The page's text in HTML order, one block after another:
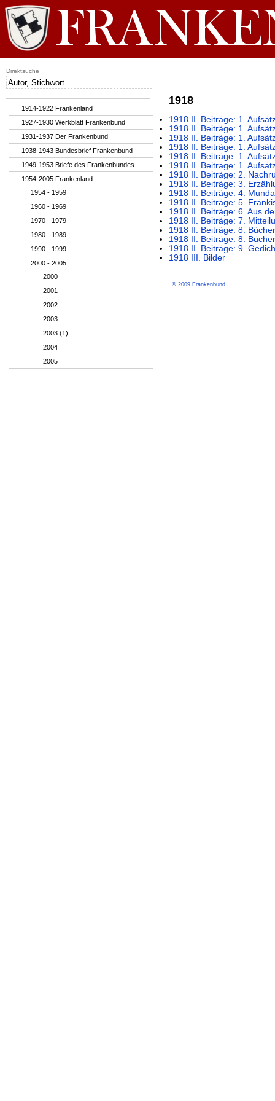
1918
1918 II. Beiträge: 1.
1918 II. Beiträge: 1.
1918 II. Beiträge: 1.
1918 II. Beiträge: 1.
1918 II. Beiträge: 1.
1918 II. Beiträge: 1.
1918 II. Beiträge: 2.
1918 II. Beiträge: 3.
1918 II. Beiträge: 4.
1918 II. Beiträge: 5.
1918 II. Beiträge: 6. Aus
1918 II. Beiträge: 7.
1918 II. Beiträge: 8.
1918 II. Beiträge: 8.
1918 II. Beiträge: 9.
1918 III. Bilder
© 2009 Frankenbund
1914-1922 Frankenland
1927-1930 Werkblatt Frankenbund
1931-1937 Der Frankenbund
1938-1943 Bundesbrief Frankenbund
1949-1953 Briefe des Frankenbundes
1954-2005 Frankenland
1954 - 1959
1960 - 1969
1970 - 1979
1980 - 1989
1990 - 1999
2000 - 2005
2000
2001
2002
2003
2003 (1)
2004
2005
Direktsuche